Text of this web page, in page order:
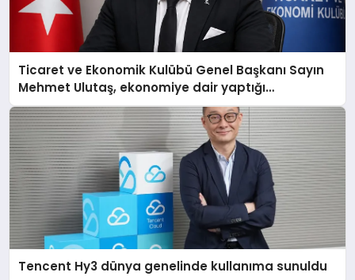
Ticaret ve Ekonomik Kulübü Genel Başkanı Sayın
Mehmet Ulutaş, ekonomiye dair yaptığı
açıklamada şunları kaydetti:
Tencent Hy3 dünya genelinde kullanıma sunuldu